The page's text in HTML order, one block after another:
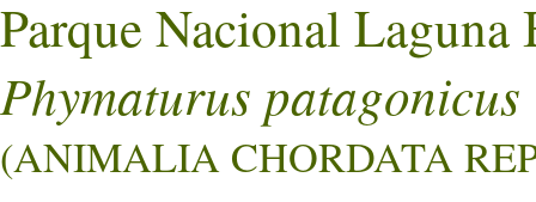
Parque Nacional Laguna
Phymaturus patagonicus
(ANIMALIA CHORDATA